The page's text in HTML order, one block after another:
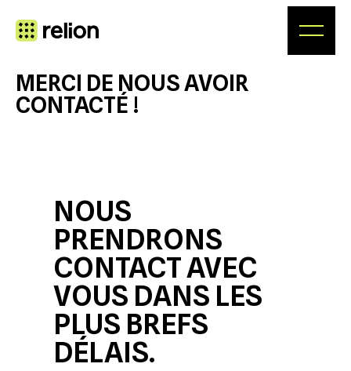
au
contenu
MERCI DE NOUS AVOIR
CONTACTÉ !
NOUS
PRENDRONS
CONTACT AVEC
VOUS DANS LES
PLUS BREFS
DÉLAIS.